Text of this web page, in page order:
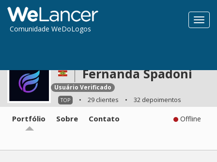
Comunidade WeDoLogos
Fernanda Spadoni
Usuário Verificado
TOP • 29 clientes • 32 depoimentos
Portfólio Sobre Contato Offline